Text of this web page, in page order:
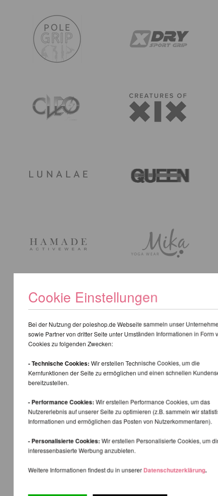
Cookie Einstellungen
Bei der Nutzung der poleshop.de Webseite sammeln unser
sowie Partner von dritter Seite unter Umständen Informationen in Form
Cookies zu folgenden Zwecken:
- Technische Cookies: Wir erstellen Technische Cookies, um die
Kernfunktionen der Seite zu ermöglichen und einen schnellen
bereitzustellen.
- Performance Cookies:Wir erstellen Performance Cookies, um das
Nutzererlebnis auf unserer Seite zu optimieren (z.B. sammeln wir
Informationen und ermöglichen das Posten von Nutzerkommentaren).
- Personalisierte Cookies:Wir erstellen Personalisierte Cookies, um
interessenbasierte Werbung anzubieten.
Weitere Informationen findest du in unsererDatenschutzerklärung.